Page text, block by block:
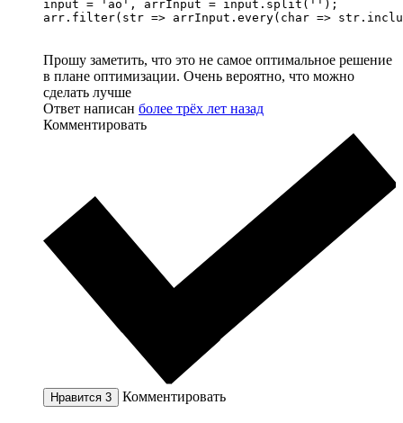
input = 'ao', arrInput = input.split('');
arr.filter(str => arrInput.every(char =>
Прошу заметить, что это не самое оптимальное решение
в плане оптимизации. Очень вероятно, что можно
сделать лучше
Ответ написан более трёх лет назад
Комментировать
Нравится 3 Комментировать